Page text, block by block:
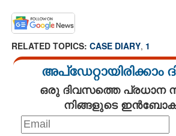
RELATED TOPICS: CASE DIARY, 1
അപ്ഡേറ്റായിരിക്കാം
ഒരു ദിവസത്തെ പ്രധാന
നിങ്ങളുടെ